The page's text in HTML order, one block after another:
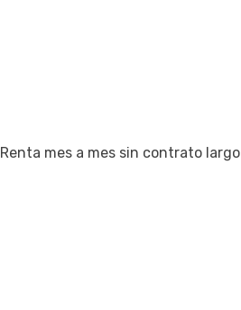
Renta mes a mes sin contrato largo